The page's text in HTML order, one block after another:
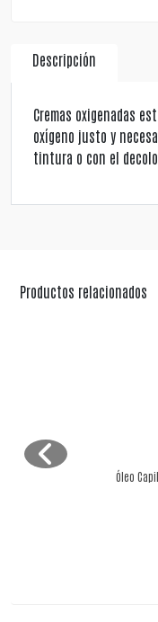
Descripción
Cremas oxigenadas
oxígeno justo y
tintura o con el
Productos relacionados
Óleo